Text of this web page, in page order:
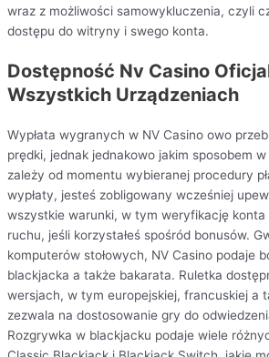
wraz z możliwości samowykluczenia, czyli
dostępu do witryny i swego konta.
Dostępność Nv Casino
Wszystkich Urządzeniach
Wypłata wygranych w NV Casino owo
prędki, jednak jednakowo jakim sposobem
zależy od momentu wybieranej procedury
wypłaty, jesteś zobligowany wcześniej
wszystkie warunki, w tym weryfikację konta
ruchu, jeśli korzystałeś spośród bonusów.
komputerów stołowych, NV Casino podaje
blackjacka a także bakarata. Ruletka
wersjach, w tym europejskiej, francuskiej a
zezwala na dostosowanie gry do
Rozgrywka w blackjacku podaje wiele